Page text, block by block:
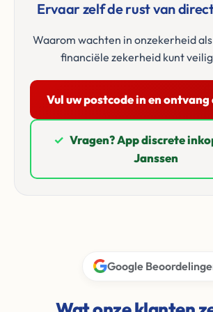
Ervaar zelf de rust van
Waarom wachten in onzekerheid
financiële zekerheid kunt
Vul uw postcode in en ontvang
✓ Vragen? App discrete
Janssen
Google